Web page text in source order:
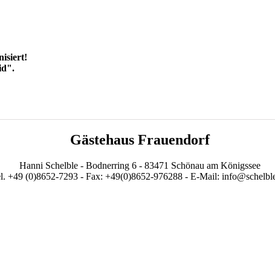
Gästehaus Frauendorf
Hanni Schelble - Bodnerring 6 - 83471 Schönau am Königssee
+49 (0)8652-7293 - Fax: +49(0)8652-976288 - E-Mail: